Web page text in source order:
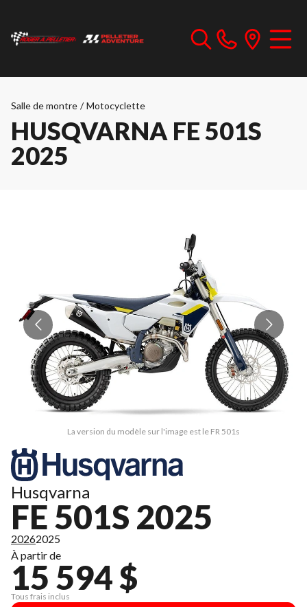
Salle de montre / Motocyclette
HUSQVARNA FE 501S
2025
La version du modèle sur l'image est le FR 501s
Husqvarna
FE 501S 2025
20262025
À partir de
15 594 $
Tous frais inclus